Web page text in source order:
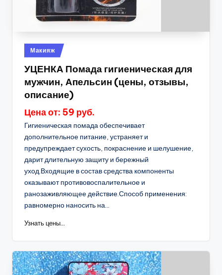
Опубликовано
в
Макияж
УЦЕНКА Помада гигиеническая для
мужчин, Апельсин (цены, отзывы,
описание)
Цена от: 59 руб.
Гигиеническая помада обеспечивает
дополнительное питание, устраняет и
предупреждает сухость, покраснение и шелушение,
дарит длительную защиту и бережный
уход.Входящие в состав средства компоненты
оказывают противовоспалительное и
ранозаживляющее действие.Способ применения:
равномерно наносить на...
Узнать цены...